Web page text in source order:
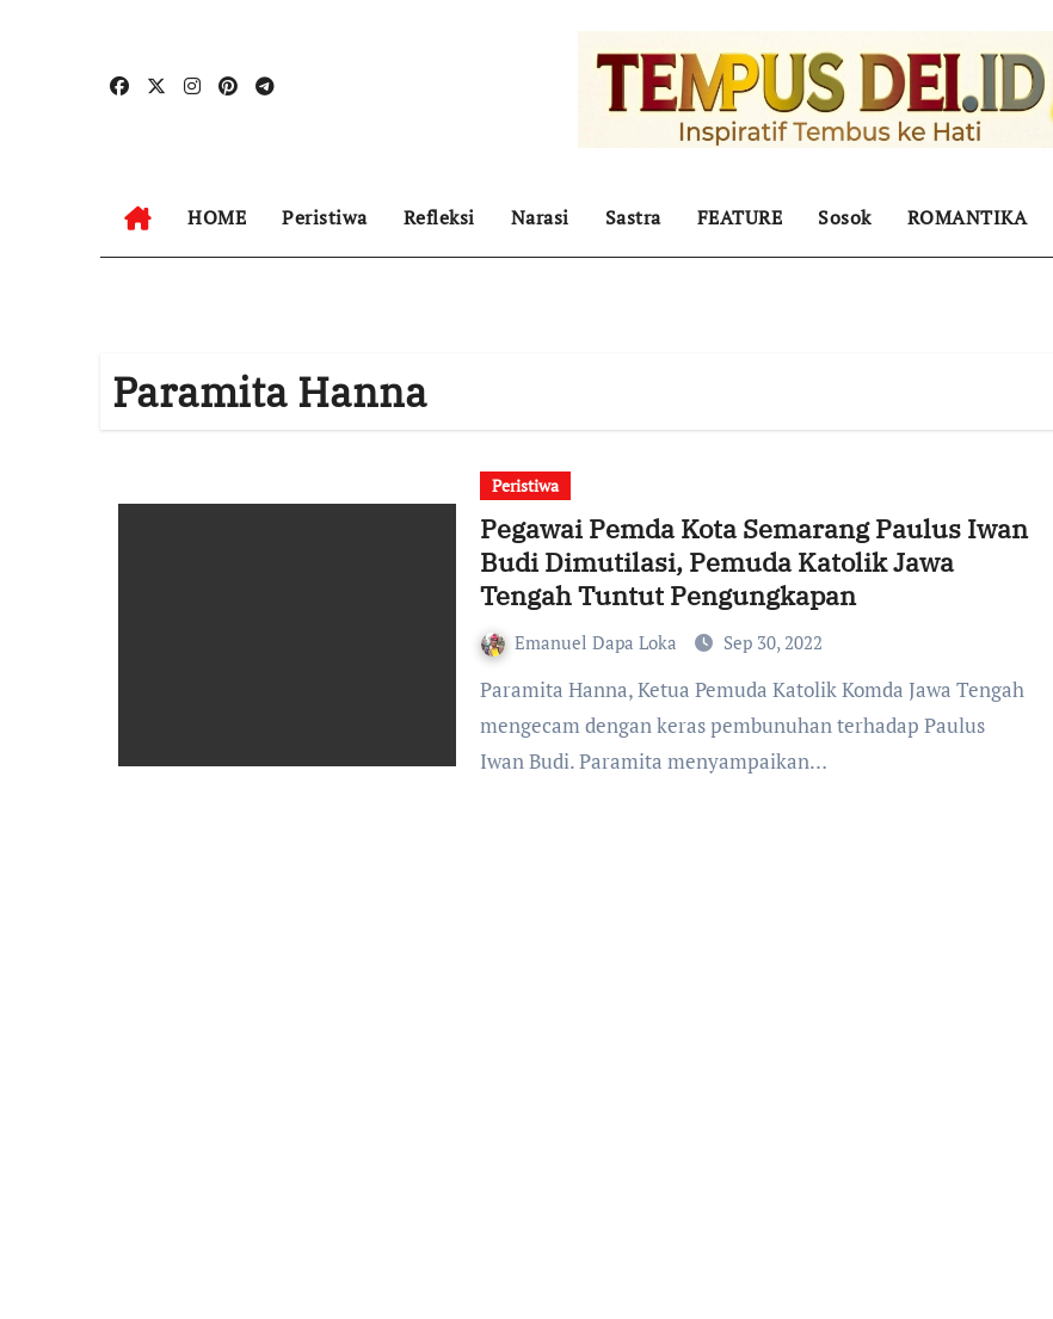
HOME Peristiwa Refleksi Narasi Sastra FEATURE Sosok ROMANTIKA
Paramita Hanna
Peristiwa
Pegawai Pemda Kota Semarang Paulus Iwan
Budi Dimutilasi, Pemuda Katolik Jawa
Tengah Tuntut Pengungkapan
Emanuel Dapa Loka Sep 30, 2022
Paramita Hanna, Ketua Pemuda Katolik Komda Jawa Tengah
mengecam dengan keras pembunuhan terhadap Paulus
Iwan Budi. Paramita menyampaikan…